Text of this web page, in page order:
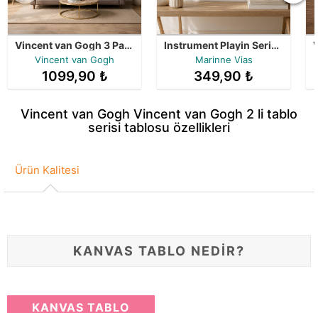
Vincent van Gogh 3 Parça Tablo Kampanyası - Çerçeveli Seri
Vincent van Gogh
1099,90 ₺
Instrument Playin Series 2 Tablo Bir Arada
Marinne Vias
349,90 ₺
Vincent van Gogh Vincent van Gogh 2 li tablo
serisi tablosu özellikleri
Ürün Kalitesi
KANVAS TABLO NEDİR?
KANVAS TABLO